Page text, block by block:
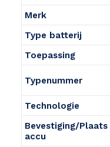
Merk
Type batterij
Toepassing
Typenummer
Technologie
Bevestiging/Plaats
accu